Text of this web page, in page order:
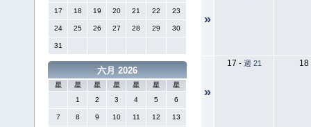
17 18 19 20 21 22 23
24 25 26 27 28 29 30
31
六月 2026
星 星 星 星 星 星
星
1
2 3 4 5 6
7 8 9 10 11 12 13
»
»
17 - 週 21 18